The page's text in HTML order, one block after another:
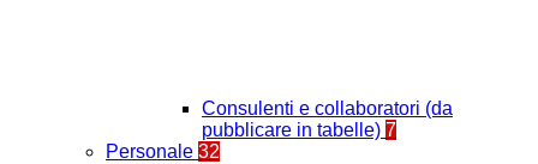
Consulenti e collaboratori (da
pubblicare in tabelle) 7
Personale 32